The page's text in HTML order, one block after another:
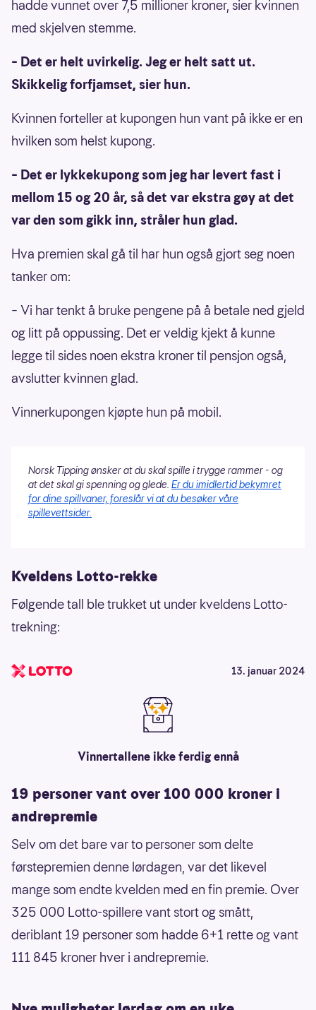
hadde vunnet over 7,5 millioner kroner, sier kvinnen
med skjelven stemme.
– Det er helt uvirkelig. Jeg er helt satt ut.
Skikkelig forfjamset, sier hun.
Kvinnen forteller at kupongen hun vant på ikke er en
hvilken som helst kupong.
– Det er lykkekupong som jeg har levert fast i
mellom 15 og 20 år, så det var ekstra gøy at det
var den som gikk inn, stråler hun glad.
Hva premien skal gå til har hun også gjort seg noen
tanker om:
– Vi har tenkt å bruke pengene på å betale ned gjeld
og litt på oppussing. Det er veldig kjekt å kunne
legge til sides noen ekstra kroner til pensjon også,
avslutter kvinnen glad.
Vinnerkupongen kjøpte hun på mobil.
Norsk Tipping ønsker at du skal spille i trygge rammer - og
at det skal gi spenning og glede. Er du imidlertid bekymret
for dine spillvaner, foreslår vi at du besøker våre
spillevettsider.
Kveldens Lotto-rekke
Følgende tall ble trukket ut under kveldens Lotto-
trekning:
13. januar 2024
Vinnertallene ikke ferdig ennå
19 personer vant over 100 000 kroner i
andrepremie
Selv om det bare var to personer som delte
førstepremien denne lørdagen, var det likevel
mange som endte kvelden med en fin premie. Over
325 000 Lotto-spillere vant stort og smått,
deriblant 19 personer som hadde 6+1 rette og vant
111 845 kroner hver i andrepremie.